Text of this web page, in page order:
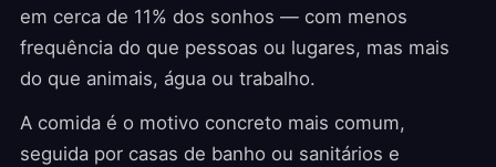
em cerca de 11% dos sonhos — com menos
frequência do que pessoas ou lugares, mas mais
do que animais, água ou trabalho.
A comida é o motivo concreto mais comum,
seguida por casas de banho ou sanitários e